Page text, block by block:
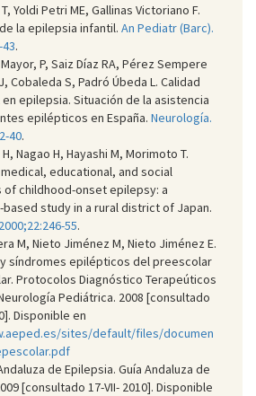
Yoldi Petri ME, Gallinas Victoriano F.
la epilepsia infantil. An Pediatr (Barc).
.
P, Saiz Díaz RA, Pérez Sempere
Cobaleda S, Padró Úbeda L. Calidad
epilepsia. Situación de la asistencia
epilépticos en España. Neurología.
40.
Nagao H, Hayashi M, Morimoto T.
educational, and social
childhood-onset epilepsy: a
study in a rural district of Japan.
55.
M, Nieto Jiménez M, Nieto Jiménez E.
síndromes epilépticos del preescolar
Protocolos Diagnóstico Terapeúticos
Pediátrica. 2008 [consultado
Disponible en
sites/default/files/documen
de Epilepsia. Guía Andaluza de
[consultado 17-VII- 2010]. Disponible